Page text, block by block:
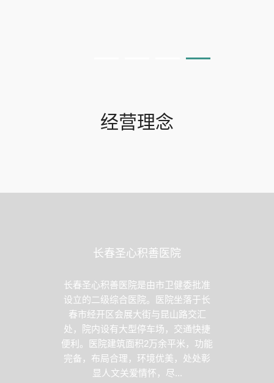
经营理念
长春圣心积善医院
长春圣心积善医院是由市卫健委批准
设立的二级综合医院。医院坐落于长
春市经开区会展大街与昆山路交汇
处，院内设有大型停车场，交通快捷
便利。医院建筑面积2万余平米，功能
完备，布局合理，环境优美，处处彰
显人文关爱情怀，尽...